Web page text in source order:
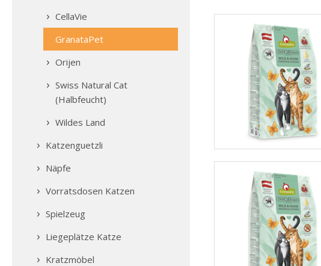
CellaVie
GranataPet
Orijen
Swiss Natural Cat
(Halbfeucht)
Wildes Land
Katzenguetzli
Näpfe
Vorratsdosen Katzen
Spielzeug
Liegeplätze Katze
Kratzmöbel